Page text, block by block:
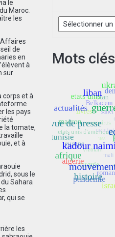
le
Maroc.
les
Affaires
de
en
à
sur
corps et à
les pays
la tomate,
et à
sous le
Sahara
qui se
les
Archives
Mots clés